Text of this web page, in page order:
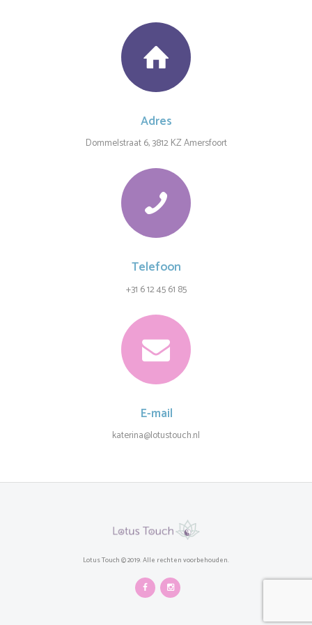
Adres
Dommelstraat 6, 3812 KZ Amersfoort
Telefoon
+31 6 12 45 61 85
E-mail
katerina@lotustouch.nl
Lotus Touch © 2019. Alle rechten voorbehouden.